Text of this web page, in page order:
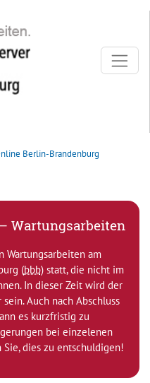
Berlin-Brandenburg
Wartungsarbeiten
Wartungsarbeiten am
(bbb) statt, die nicht im
In dieser Zeit wird der
Auch nach Abschluss
es kurzfristig zu
bei einzelenen
dies zu entschuldigen!